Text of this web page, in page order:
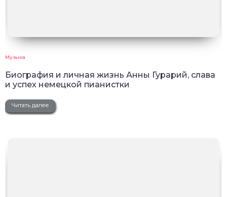
Музыка
Биография и личная жизнь Анны Гурарий, слава
и успех немецкой пианистки
Читать далее